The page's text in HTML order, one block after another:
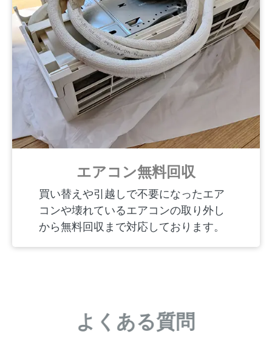
エアコン無料回収
買い替えや引越しで不要になったエア
コンや壊れているエアコンの取り外し
から無料回収まで対応しております。
よくある質問